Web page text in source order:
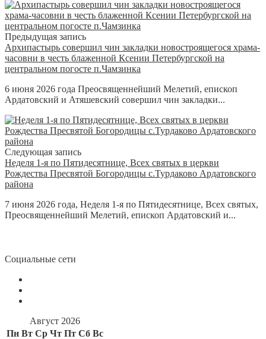
Предыдущая запись
Архипастырь совершил чин закладки новостроящегося храма-
часовни в честь блаженной Ксении Петербургской на
центральном погосте п.Чамзинка
6 июня 2026 года Преосвященнейший Мелетий, епископ
Ардатовский и Атяшевский совершил чин закладки...
Следующая запись
Неделя 1-я по Пятидесятнице, Всех святых в церкви
Рождества Пресвятой Богородицы с.Турдаково Ардатовского
района
7 июня 2026 года, Неделя 1-я по Пятидесятнице, Всех святых,
Преосвященнейший Мелетий, епископ Ардатовский и...
Социальные сети
Август 2026
Пн Вт Ср Чт Пт Сб Вс